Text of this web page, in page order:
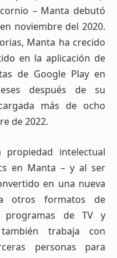
– Manta debutó
noviembre del 2020.
Manta ha crecido
en la aplicación de
de Google Play en
después de su
más de ocho
de 2022.
intelectual
en Manta – y al ser
en una nueva
otros formatos de
programas de TV y
trabaja con
personas para